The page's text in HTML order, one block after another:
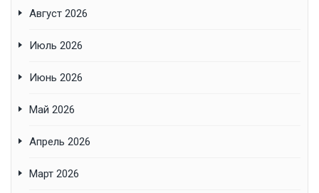
Август 2026
Июль 2026
Июнь 2026
Май 2026
Апрель 2026
Март 2026